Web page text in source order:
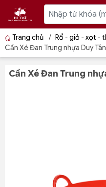
Trang chủ / Rổ - giỏ - xọt -
Cần Xé Đan Trung nhựa Duy
Cần Xé Đan Trung